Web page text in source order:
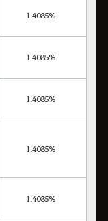
1.4085%
1.4085%
1.4085%
1.4085%
1.4085%